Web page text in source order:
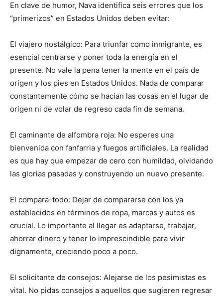
En clave de humor, Nava identifica seis errores que los
“primerizos” en Estados Unidos deben evitar:
El viajero nostálgico: Para triunfar como inmigrante, es
esencial centrarse y poner toda la energía en el
presente. No vale la pena tener la mente en el país de
origen y los pies en Estados Unidos. Nada de comparar
constantemente cómo se hacían las cosas en el lugar de
origen ni de volar de regreso cada fin de semana.
El caminante de alfombra roja: No esperes una
bienvenida con fanfarria y fuegos artificiales. La realidad
es que hay que empezar de cero con humildad, olvidando
las glorias pasadas y construyendo un nuevo presente.
El compara-todo: Dejar de compararse con los ya
establecidos en términos de ropa, marcas y autos es
crucial. Lo importante al llegar es adaptarse, trabajar,
ahorrar dinero y tener lo imprescindible para vivir
dignamente, creciendo poco a poco.
El solicitante de consejos: Alejarse de los pesimistas es
vital. No pidas consejos a aquellos que sugieren regresar